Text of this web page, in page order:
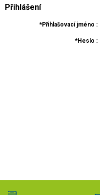
Přihlášení
Přihlašovací jméno
Heslo